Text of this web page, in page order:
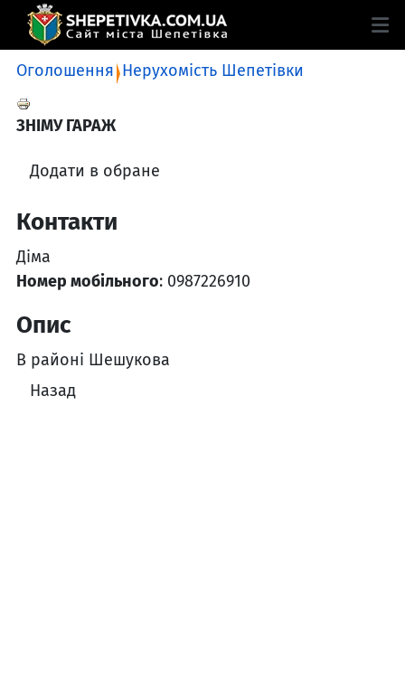
Оголошення Нерухомість Шепетівки
ЗНІМУ ГАРАЖ
Додати в обране
Контакти
Діма
Номер мобільного: 0987226910
Опис
В районі Шешукова
Назад